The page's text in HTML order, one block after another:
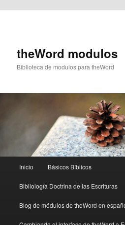
theWord modulos
Biblioteca de modulos para theWord
principal
Inicio Básicos Bíblicos
Bibliología Doctrina de las Escrituras
Blog de módulos de theWord en